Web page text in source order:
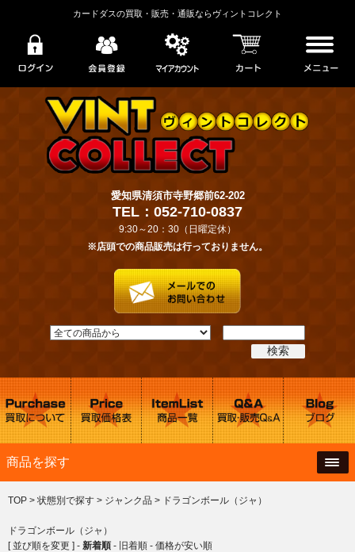
カードダスの買取・販売・通販ならヴィントコレクト
愛知県清須市寺野郷前62-202
TEL：052-710-0837
9:30～20：30（日曜定休）
※店頭での商品販売は行っておりません。
商品を探す
TOP > 状態別で探す > ジャンク品 > ドラゴンボール（ジャ）
ドラゴンボール（ジャ）
[ 並び順を変更 ] - 新着順 - 旧着順 - 価格が安い順